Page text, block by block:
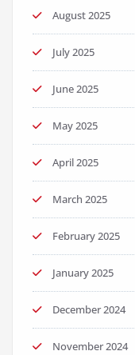
August 2025
July 2025
June 2025
May 2025
April 2025
March 2025
February 2025
January 2025
December 2024
November 2024